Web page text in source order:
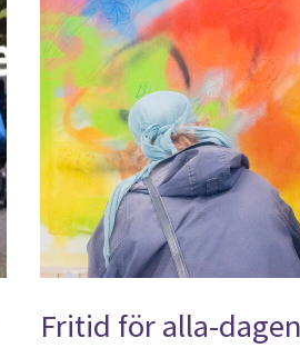
Fritid för alla-dagen